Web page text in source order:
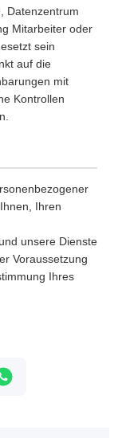
Datenzentrum
Mitarbeiter oder
sein
auf die
mit
Kontrollen
Ihren
unsere Dienste
Voraussetzung
Ihres